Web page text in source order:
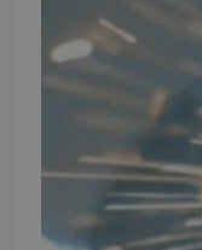
mm. skal du oplyse